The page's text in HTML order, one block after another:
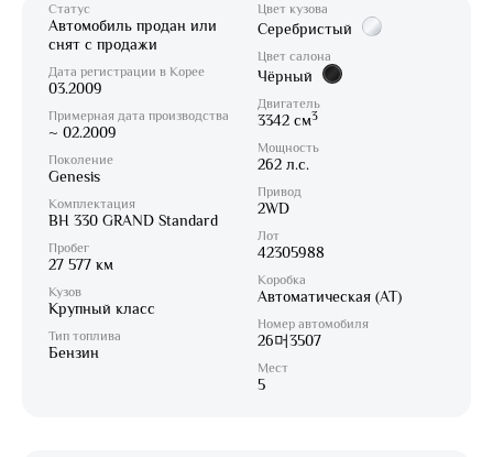
Статус
Автомобиль продан или
снят с продажи
Дата регистрации в Корее
03.2009
Примерная дата производства
~ 02.2009
Поколение
Genesis
Комплектация
BH 330 GRAND Standard
Пробег
27 577 км
Кузов
Крупный класс
Тип топлива
Бензин
Цвет кузова
Серебристый
Цвет салона
Чёрный
Двигатель
3342 см3
Мощность
262 л.с.
Привод
2WD
Лот
42305988
Коробка
Автоматическая (AT)
Номер автомобиля
26머3507
Мест
5